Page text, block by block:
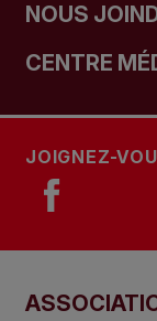
NOUS
CENTRE
JOIGNEZ-